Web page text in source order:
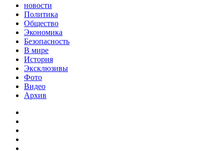
новости
Политика
Общество
Экономика
Безопасность
В мире
История
Эксклюзивы
Фото
Видео
Архив